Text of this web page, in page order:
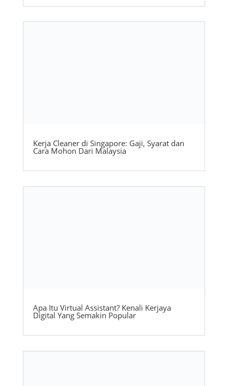
Kerja Cleaner di Singapore: Gaji, Syarat dan
Cara Mohon Dari Malaysia
Apa Itu Virtual Assistant? Kenali Kerjaya
Digital Yang Semakin Popular